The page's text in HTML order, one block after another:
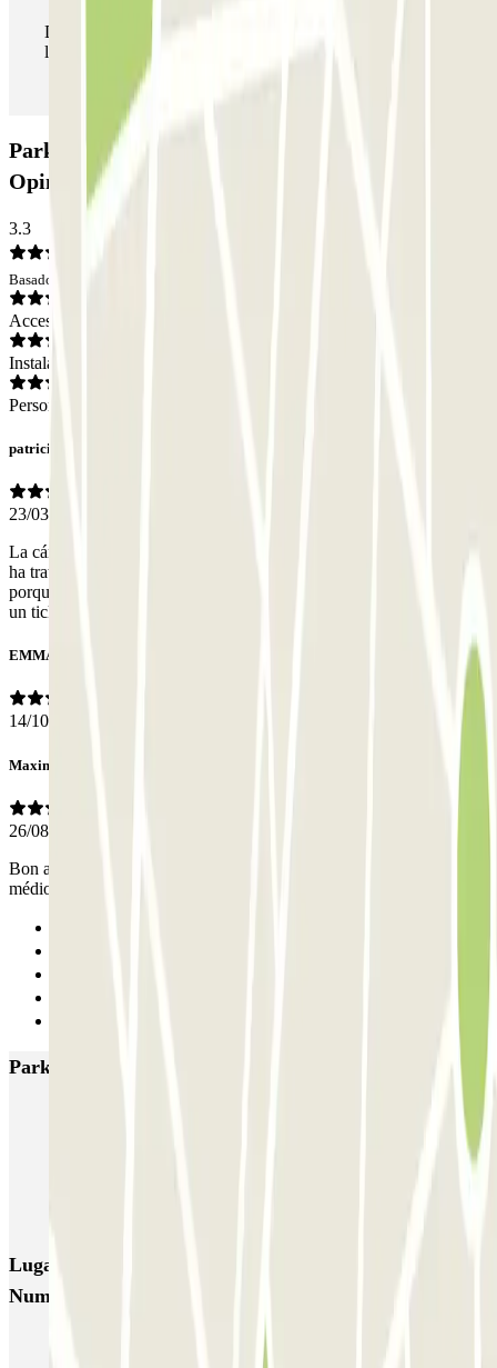
Durante tu estancia podrás entrar y salir del parking todas
las veces que quieras.
Parking Berlín - Numància - Estació de Sants:
Opiniones
3.3
Basado en 9 opiniones
Acceso
Instalaciones
Personal
patricio
23/03/2026
La cámara se ha activado y me habéis cobrado el párking cuando se
ha tratado de anular desde el mismo parking. La cámara no tiene
porqué ser obligatoria y es opaca la forma en la que se puede anular
un ticket con vosotros. No utilizaré más vuestros servic
EMMA
14/10/2024
Maxime
26/08/2022
Bon accueil et personnel à l écoute malgré notre espagnol plus que
médiocre.....je reviendrai quand je retournerai à Barcelone
Parkings más valorados en Barcelona
Lugares y eventos interesantes cerca de Berlín -
Numància - Estació de Sants
Parking Sants-Estación Barcelona al mejor precio